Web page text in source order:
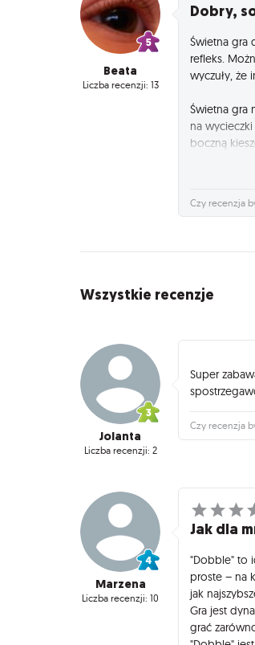
Beata
Liczba recenzji: 13
Dobry,
Świetna gra
refleks.
wyczuły, że
Świetna gra
na
boczną
Kilka osób
Czy recenzja
Wszystkie recenzje
Jolanta
Liczba recenzji: 2
Super
Czy recenzja
Marzena
Liczba recenzji: 10
Jak dla
"Dobble" to
proste – na
jak
Gra jest
grać